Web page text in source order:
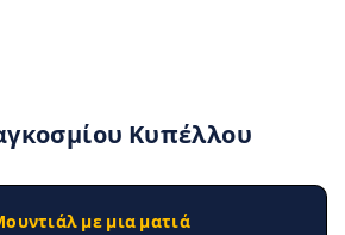
Κυπέλλου
με μια ματιά